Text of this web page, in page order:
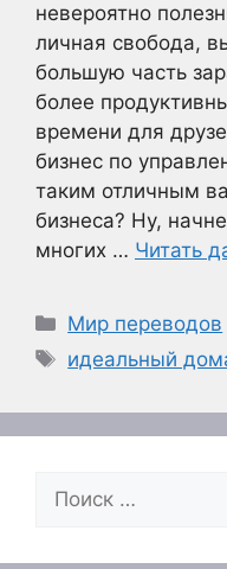
невероятно
личная свобода,
большую часть
более
времени для
бизнес по
таким отличным
бизнеса? Ну,
многих … Читать
Рубрики
Мир переводов
Метки
идеальный
Поиск: